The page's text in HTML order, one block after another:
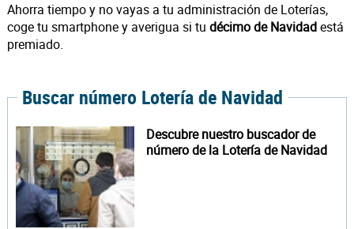
Ahorra tiempo y no vayas a tu administración de Loterías,
coge tu smartphone y averigua si tu décimo de Navidadestá
premiado.
Buscar número Lotería de Navidad
Descubre nuestro buscador de
número de la Lotería de Navidad